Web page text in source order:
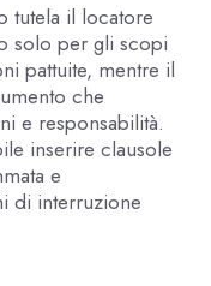
tutela il locatore
solo per gli scopi
pattuite, mentre il
che
e responsabilità.
inserire clausole
e
di interruzione